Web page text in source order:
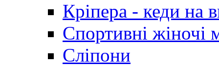
Кріпера - кеди на
Спортивні жіночі
Сліпони